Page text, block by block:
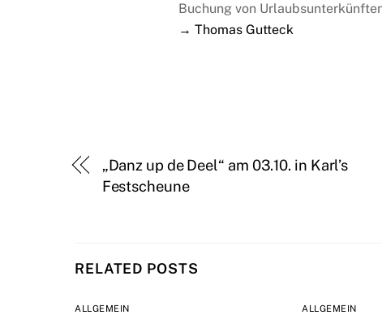
Buchung von
→ Thomas Gutteck
„Danz up de Deel“ am 03.10. in Karl’s
Festscheune
RELATED POSTS
ALLGEMEIN ALLGEMEIN